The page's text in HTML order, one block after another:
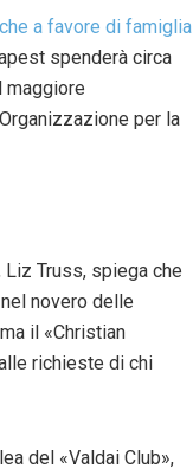
a favore di famiglia
spenderà circa
maggiore
per la
Liz Truss, spiega che
nel novero delle
il «Christian
richieste di chi
del «Valdai Club»,